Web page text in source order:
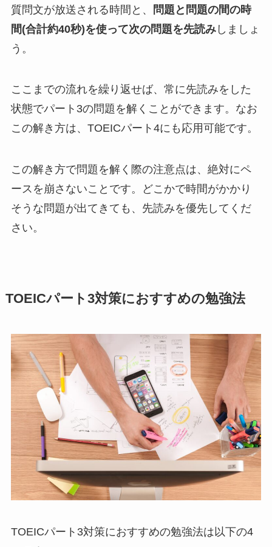
質問文が放送される時間と、
問題と問題の間の時
間(合計約40秒)を使って次の問題を先読みしましょ
う。
ここまでの流れを繰り返せば、常に先読みをした
状態でパート3の問題を解くことができます。なお
この解き方は、TOEICパート4にも応用可能です。
この解き方で問題を解く際の注意点は、絶対にペ
ースを崩さないことです。どこかで時間がかかり
そうな問題が出てきても、先読みを優先してくだ
さい。
TOEICパート3対策におすすめの勉強法
TOEICパート3対策におすすめの勉強法は以下の4